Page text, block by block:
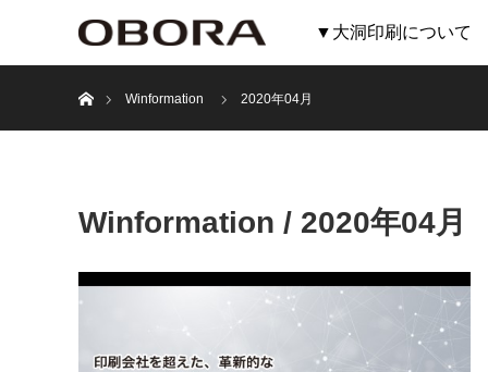
▼大洞印刷について
Winformation
2020年04月
Winformation / 2020年04月